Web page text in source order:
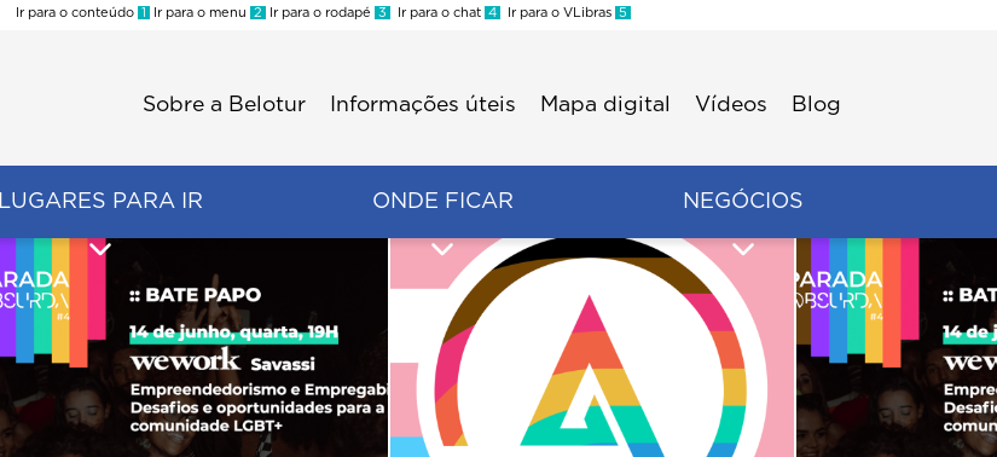
Ir para o conteúdo 1 Ir para o menu 2 Ir para o rodapé 3 Ir para o chat 4 Ir para o VLibras 5
Sobre a Belotur Informações úteis Mapa digital Vídeos Blog
LUGARES PARA IR ONDE FICAR NEGÓCIOS